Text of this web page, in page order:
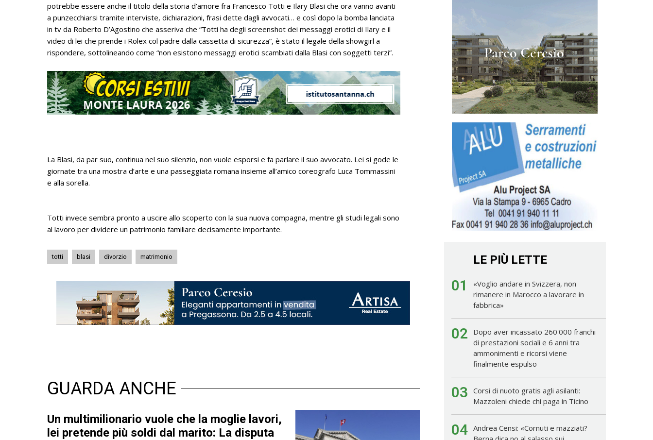
potrebbe essere anche il titolo della storia d’amore fra Francesco Totti e Ilary Blasi che ora vanno avanti
a punzecchiarsi tramite interviste, dichiarazioni, frasi dette dagli avvocati… e così dopo la bomba lanciata
in tv da Roberto D’Agostino che asseriva che “Totti ha degli screenshot dei messaggi erotici di Ilary e il
video di lei che prende i Rolex col padre dalla cassetta di sicurezza”, è stato il legale della showgirl a
rispondere, sottolineando come “non esistono messaggi erotici scambiati dalla Blasi con soggetti terzi”.
La Blasi, da par suo, continua nel suo silenzio, non vuole esporsi e fa parlare il suo avvocato. Lei si gode le
giornate tra una mostra d’arte e una passeggiata romana insieme all’amico coreografo Luca Tommassini
e alla sorella.
Totti invece sembra pronto a uscire allo scoperto con la sua nuova compagna, mentre gli studi legali sono
al lavoro per dividere un patrimonio familiare decisamente importante.
totti blasi divorzio matrimonio
GUARDA ANCHE
Un multimilionario vuole che la moglie lavori,
lei pretende più soldi dal marito: La disputa
LE PIÙ LETTE
01
«Voglio andare in Svizzera, non
rimanere in Marocco a lavorare in
fabbrica»
02
Dopo aver incassato 260'000 franchi
di prestazioni sociali e 6 anni tra
ammonimenti e ricorsi viene
finalmente espulso
03 Corsi di nuoto gratis agli asilanti:
Mazzoleni chiede chi paga in Ticino
04 Andrea Censi: «Cornuti e mazziati?